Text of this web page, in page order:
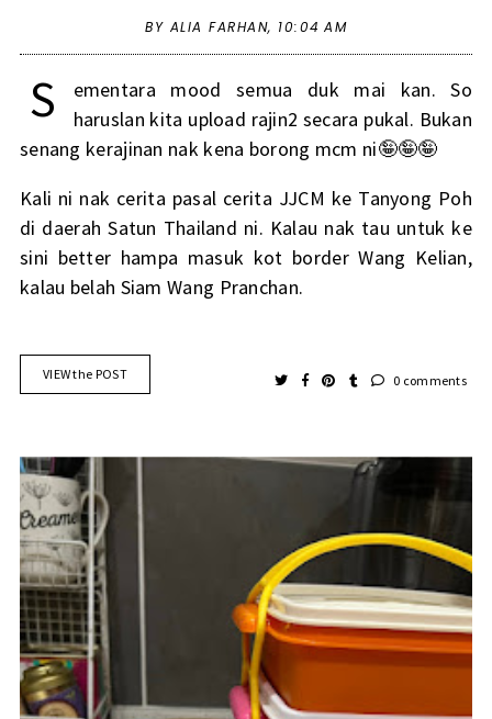
BY ALIA FARHAN, 10:04 AM
S
ementara mood semua duk mai kan. So
haruslan kita upload rajin2 secara pukal. Bukan
senang kerajinan nak kena borong mcm ni🤪🤪🤪
Kali ni nak cerita pasal cerita JJCM ke Tanyong Poh
di daerah Satun Thailand ni. Kalau nak tau untuk ke
sini better hampa masuk kot border Wang Kelian,
kalau belah Siam Wang Pranchan.
VIEW the POST 0 comments